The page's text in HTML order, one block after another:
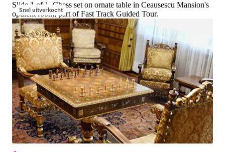
Snel uitverkocht
Slide 1 of 1, Chess set on ornate table in Ceausescu Mansion's
opulent room, part of Fast Track Guided Tour.